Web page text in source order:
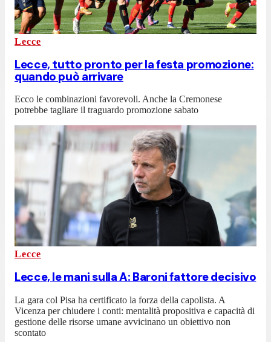
Lecce
Lecce, tutto pronto per la festa promozione:
quando può arrivare
Ecco le combinazioni favorevoli. Anche la Cremonese
potrebbe tagliare il traguardo promozione sabato
Lecce
Lecce, le mani sulla A: Baroni fattore decisivo
La gara col Pisa ha certificato la forza della capolista. A
Vicenza per chiudere i conti: mentalità propositiva e capacità di
gestione delle risorse umane avvicinano un obiettivo non
scontato